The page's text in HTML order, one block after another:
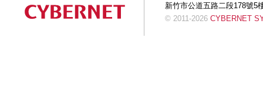
新竹市公道五路二段178號5
© 2011-2026 CYBERNET